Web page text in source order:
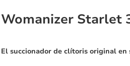
Womanizer Starlet
El succionador de clítoris original en